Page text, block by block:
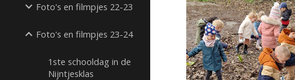
Foto's en filmpjes 22-23
Foto's en filmpjes 23-24
1ste schooldag in de
Nijntjesklas